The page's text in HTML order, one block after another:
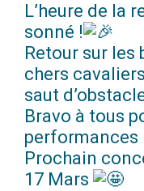
L’heure de la
sonné !
Retour sur les
chers
saut
Bravo à tous
performances
Prochain
17 Mars